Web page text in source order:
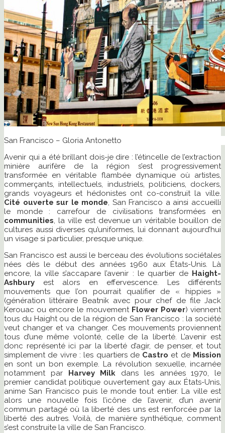
San Francisco – Gloria Antonetto
Avenir qui a été brillant dois-je dire : l’étincelle de l’extraction
minière aurifère de la région s’est progressivement
transformée en véritable flambée dynamique où artistes,
commerçants, intellectuels, industriels, politiciens, dockers,
grands voyageurs et hédonistes ont co-construit la ville.
Cité ouverte sur le monde, San Francisco a ainsi accueilli
le monde : carrefour de civilisations transformées en
communities, la ville est devenue un véritable bouillon de
cultures aussi diverses qu’uniformes, lui donnant aujourd’hui
un visage si particulier, presque unique.
San Francisco est aussi le berceau des évolutions sociétales
nées dès le début des années 1960 aux États-Unis. Là
encore, la ville s’accapare l’avenir : le quartier de Haight-
Ashbury est alors en effervescence. Les différents
mouvements que l’on pourrait qualifier de « hippies »
(génération littéraire Beatnik avec pour chef de file Jack
Kerouac ou encore le mouvement Flower Power) viennent
tous du Haight ou de la région de San Francisco : la société
veut changer et va changer. Ces mouvements proviennent
tous d’une même volonté, celle de la liberté. L’avenir est
donc représenté ici par la liberté d’agir, de penser, et tout
simplement de vivre : les quartiers de Castro et de Mission
en sont un bon exemple. La révolution sexuelle, incarnée
notamment par Harvey Milk dans les années 1970, le
premier candidat politique ouvertement gay aux États-Unis,
anime San Francisco puis le monde tout entier. La ville est
alors une nouvelle fois l’icône de l’avenir, d’un avenir
commun partagé où la liberté des uns est renforcée par la
liberté des autres. Voilà, de manière synthétique, comment
s’est construite la ville de San Francisco.